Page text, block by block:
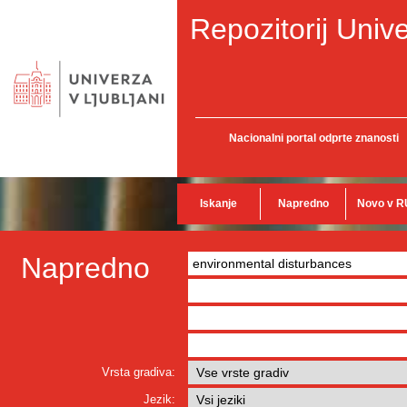
Repozitorij
Nacionalni portal odprte znanosti
Iskanje Napredno Novo v
Napredno
Vrsta gradiva:
Jezik: